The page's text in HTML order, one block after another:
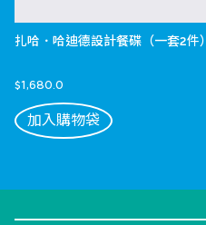
扎哈．哈迪德設計餐碟（一套2件）
$1,680.0
加入購物袋